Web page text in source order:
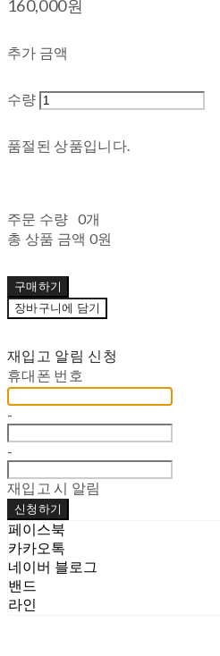
160,000원
추가 금액
수량
품절된 상품입니다.
주문 수량 0개
총 상품 금액 0원
구매하기
장바구니에 담기
재입고 알림 신청
휴대폰 번호
-
-
재입고 시 알림
신청하기
페이스북
카카오톡
네이버 블로그
밴드
라인